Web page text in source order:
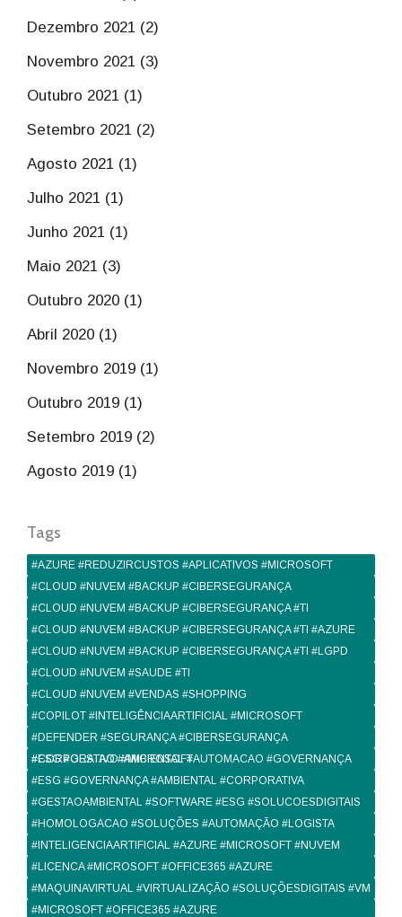
Dezembro 2021 (2)
Novembro 2021 (3)
Outubro 2021 (1)
Setembro 2021 (2)
Agosto 2021 (1)
Julho 2021 (1)
Junho 2021 (1)
Maio 2021 (3)
Outubro 2020 (1)
Abril 2020 (1)
Novembro 2019 (1)
Outubro 2019 (1)
Setembro 2019 (2)
Agosto 2019 (1)
Tags
#AZURE #REDUZIRCUSTOS #APLICATIVOS #MICROSOFT
#CLOUD #NUVEM #BACKUP #CIBERSEGURANÇA
#CLOUD #NUVEM #BACKUP #CIBERSEGURANÇA #TI
#CLOUD #NUVEM #BACKUP #CIBERSEGURANÇA #TI #AZURE
#CLOUD #NUVEM #BACKUP #CIBERSEGURANÇA #TI #LGPD
#CLOUD #NUVEM #SAUDE #TI
#CLOUD #NUVEM #VENDAS #SHOPPING
#COPILOT #INTELIGÊNCIAARTIFICIAL #MICROSOFT
#DEFENDER #SEGURANÇA #CIBERSEGURANÇA
#CORPORATIVO #MICROSOFT
#ESG #GESTAO #AMBIENTAL #AUTOMACAO #GOVERNANÇA
#ESG #GOVERNANÇA #AMBIENTAL #CORPORATIVA
#GESTAOAMBIENTAL #SOFTWARE #ESG #SOLUCOESDIGITAIS
#HOMOLOGACAO #SOLUÇÕES #AUTOMAÇÃO #LOGISTA
#INTELIGENCIAARTIFICIAL #AZURE #MICROSOFT #NUVEM
#LICENCA #MICROSOFT #OFFICE365 #AZURE
#MAQUINAVIRTUAL #VIRTUALIZAÇÃO #SOLUÇÕESDIGITAIS #VM
#MICROSOFT #OFFICE365 #AZURE